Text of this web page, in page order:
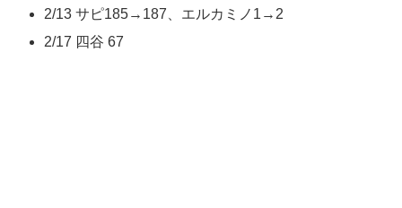
2/13 サピ185→187、エルカミノ1→2
2/17 四谷 67